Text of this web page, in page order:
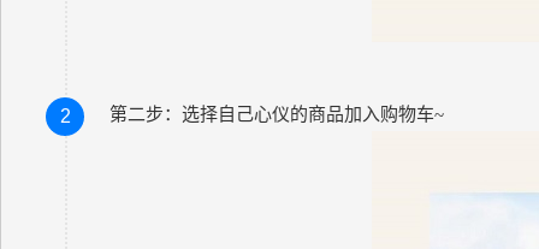
2 第二步： 选择自己心仪的商品加入购物车~